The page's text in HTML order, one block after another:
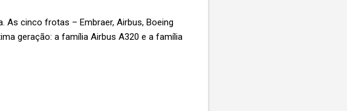
As cinco frotas – Embraer, Airbus, Boeing
geração: a família Airbus A320 e a família